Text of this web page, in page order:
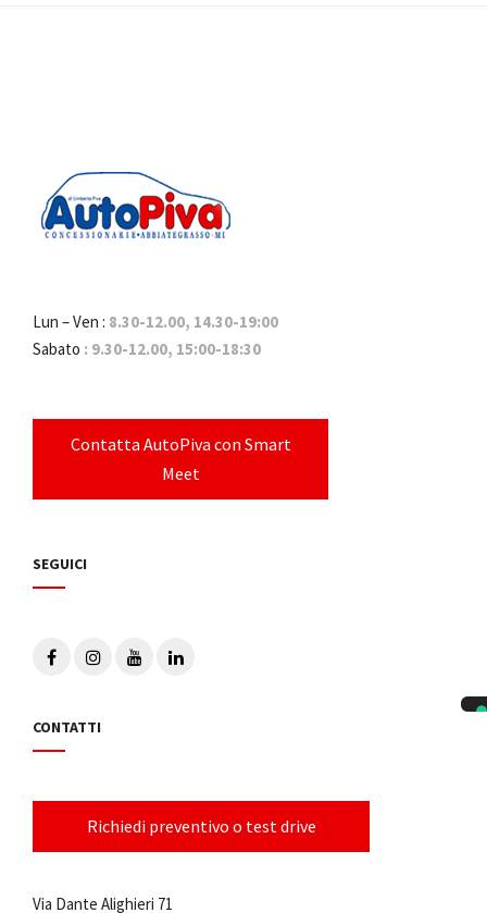
Lun – Ven : 8.30-12.00, 14.30-19:00
Sabato : 9.30-12.00, 15:00-18:30
Contatta AutoPiva con Smart
Meet
SEGUICI
CONTATTI
Richiedi preventivo o test drive
Via Dante Alighieri 71